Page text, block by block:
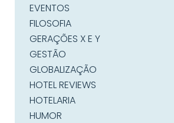
EVENTOS
FILOSOFIA
GERAÇÕES X E Y
GESTÃO
GLOBALIZAÇÃO
HOTEL REVIEWS
HOTELARIA
HUMOR